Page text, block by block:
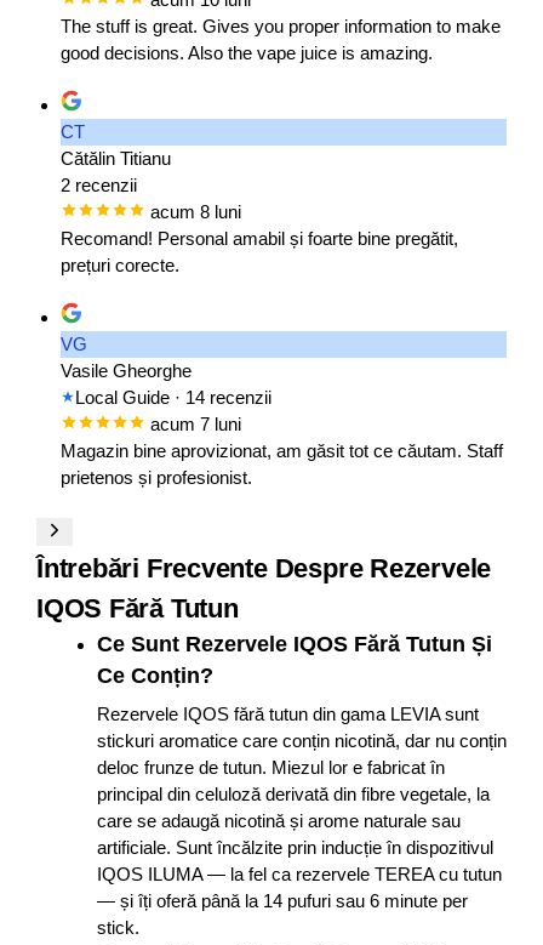
The stuff is great. Gives you proper information to make
good decisions. Also the vape juice is amazing.
CT
Cătălin Titianu
2 recenzii
acum 8 luni
Recomand! Personal amabil și foarte bine pregătit,
prețuri corecte.
VG
Vasile Gheorghe
Local Guide · 14 recenzii
acum 7 luni
Magazin bine aprovizionat, am găsit tot ce căutam. Staff
prietenos și profesionist.
Întrebări Frecvente Despre Rezervele
IQOS Fără Tutun
Ce Sunt Rezervele IQOS Fără Tutun Și
Ce Conțin?
Rezervele IQOS fără tutun din gama LEVIA sunt
stickuri aromatice care conțin nicotină, dar nu conțin
deloc frunze de tutun. Miezul lor e fabricat în
principal din celuloză derivată din fibre vegetale, la
care se adaugă nicotină și arome naturale sau
artificiale. Sunt încălzite prin inducție în dispozitivul
IQOS ILUMA — la fel ca rezervele TEREA cu tutun
— și îți oferă până la 14 pufuri sau 6 minute per
stick.